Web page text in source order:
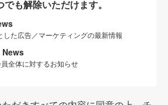
も解除いただけます。
した広告／マーケティングの最新情報
News
全体に対するお知らせ